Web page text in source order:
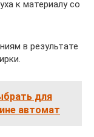
к материалу со
в результате
для
автомат